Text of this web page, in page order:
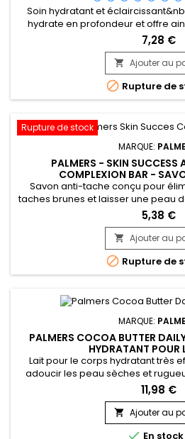
Soin hydratant et
hydrate en profondeur et offre
pour améliorer visiblement
aide à obtenir un teint plus
agents hydratants,
éclaircissante&nbsp;aide à
d'hydratation optimal
7,28 €
 Ajouter au
 Rupture de
Rupture de stock
MARQUE:
PALMERS - SKIN SUCCESS
COMPLEXION BAR -
Savon anti-tache conçu pour
taches brunes et laisser une peau
profondeur et traite l’acné de
avec de la vitamine E connue
antioxydantes, Palmer’s Skin
hydrate, nourrit et améliore la
Le savon...
5,38 €
 Ajouter au
 Rupture de
MARQUE:
PALMERS COCOA BUTTER
HYDRATANT POUR
Lait pour le corps hydratant très
adoucir les peau sèches et
combine les propriétés
avec les bienfaits régénérants de
beurre de cacao, riche en
profondément la peau, la
11,98 €
 Ajouter au
 En stock
Rejoignez